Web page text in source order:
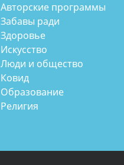
Авторские программы
Забавы ради
Здоровье
Искусство
Люди и общество
Ковид
Образование
Религия